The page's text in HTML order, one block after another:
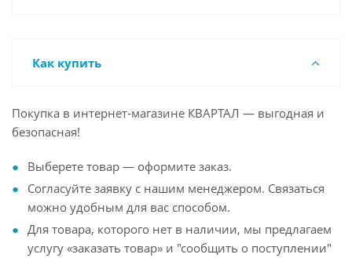
Как купить
Покупка в интернет-магазине КВАРТАЛ — выгодная и
безопасная!
Выберете товар — оформите заказ.
Согласуйте заявку с нашим менеджером. Связаться
можно удобным для вас способом.
Для товара, которого нет в наличии, мы предлагаем
услугу «заказать товар» и "сообщить о поступлении"